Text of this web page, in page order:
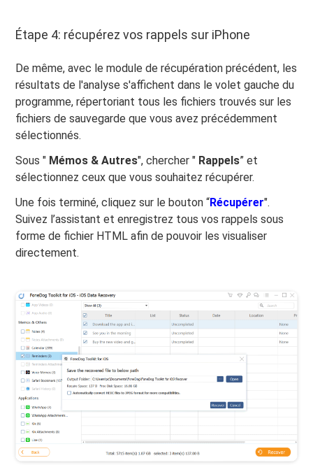
Étape 4: récupérez vos rappels sur iPhone
De même, avec le module de récupération précédent, les
résultats de l'analyse s'affichent dans le volet gauche du
programme, répertoriant tous les fichiers trouvés sur les
fichiers de sauvegarde que vous avez précédemment
sélectionnés.
Sous " Mémos & Autres", chercher " Rappels” et
sélectionnez ceux que vous souhaitez récupérer.
Une fois terminé, cliquez sur le bouton “Récupérer".
Suivez l’assistant et enregistrez tous vos rappels sous
forme de fichier HTML afin de pouvoir les visualiser
directement.